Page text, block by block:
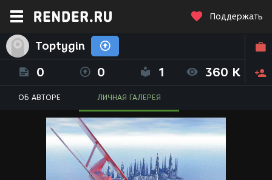
Поддержать
Toptygin
0 0 1 360 K
ОБ АВТОРЕ ЛИЧНАЯ ГАЛЕРЕЯ